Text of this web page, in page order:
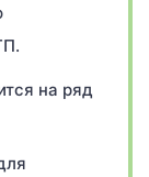
на ряд